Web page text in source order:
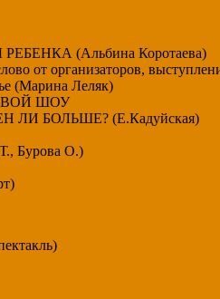
(Альбина Коротаева)
от организаторов,
(Марина Леляк)
ШОУ
ЛИ БОЛЬШЕ? (Е.Кадуйская)
Бурова О.)